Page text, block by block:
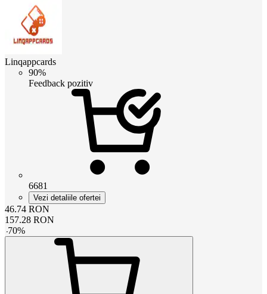
Linqappcards
90%
Feedback pozitiv
6681
Vezi detaliile ofertei
46.74 RON
157.28 RON
-70%